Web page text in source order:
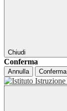
Chiudi
Conferma
Annulla Conferma